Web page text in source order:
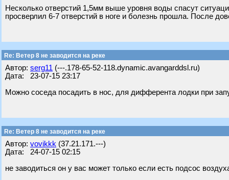
Несколько отверстий 1,5мм выше уровня воды спасут
просверлил 6-7 отверстий в ноге и болезнь прошла. После
Re: Ветер 8 не заводится на реке
Автор: serg11 (---.178-65-52-118.dynamic.avangarddsl.ru)
Дата: 23-07-15 23:17
Можно соседа посадить в нос, для дифферента лодки при
Re: Ветер 8 не заводится на реке
Автор: vovikkk (37.21.171.---)
Дата: 24-07-15 02:15
не заводиться он у вас может только если есть подсос